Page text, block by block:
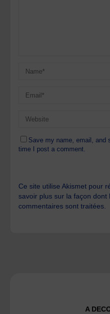
Save my name, email, and
time I post a comment.
Ce site utilise Akismet pour
savoir plus sur la façon dont
commentaires sont traitées.
A